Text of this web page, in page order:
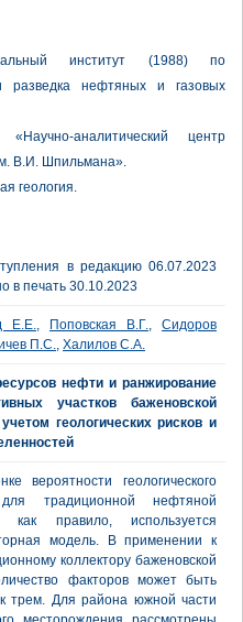
институт (1988) по
разведка нефтяных и газовых
аналитический центр
В.И. Шпильмана».
геология.
в редакцию 06.07.2023
в печать 30.10.2023
Е.Е., Поповская В.Г., Сидоров
П.С., Халилов С.А.
нефти и ранжирование
участков баженовской
геологических рисков и
вероятности геологического
традиционной нефтяной
как правило, используется
модель. В применении к
коллектору баженовской
факторов может быть
трем. Для района южной части